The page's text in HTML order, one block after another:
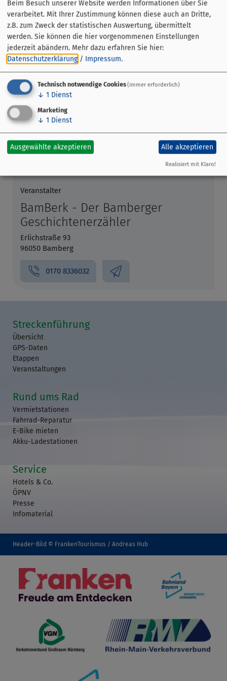
Veranstaltung ohne festen Ort
Veranstalter
BamBerk - Der Bamberger
Geschichtenerzähler
Erlichstraße 93
96050 Bamberg
0170 8336032
Streckenführung
Übersicht
GPS-Daten
Etappen
Veranstaltungen
Rund ums Rad
Vermietstationen
Fahrrad-Reparatur
E-Bike mieten
Akku-Ladestationen
Service
Hotels & Co.
ÖPNV
Presse
Infomaterial
Header-Bild © FrankenTourismus / Andreas Hub
Beim Besuch unserer Website werden Informationen über Sie
verarbeitet. Mit Ihrer Zustimmung können diese auch an Dritte,
z.B. zum Zweck der statistischen Auswertung, übermittelt
werden. Sie können die hier vorgenommenen Einstellungen
jederzeit abändern. Mehr dazu erfahren Sie hier:
Datenschutzerklärung / Impressum.
Technisch notwendige Cookies(immer erforderlich)
↓ 1 Dienst
Marketing
↓ 1 Dienst
Ausgewählte akzeptieren Alle akzeptieren
Realisiert mit Klaro!